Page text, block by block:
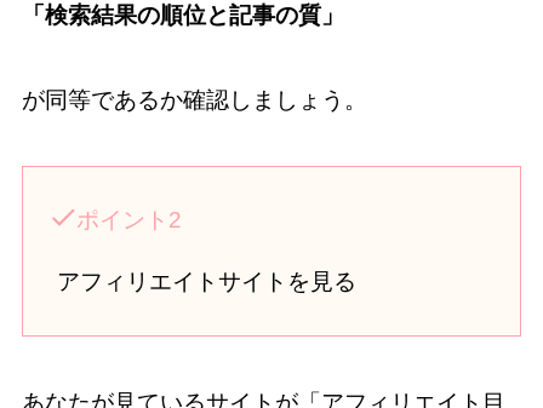
「検索結果の順位と記事の質」
が同等であるか確認しましょう。
ポイント2
アフィリエイトサイトを見る
あなたが見ているサイトが「アフィリエイト目